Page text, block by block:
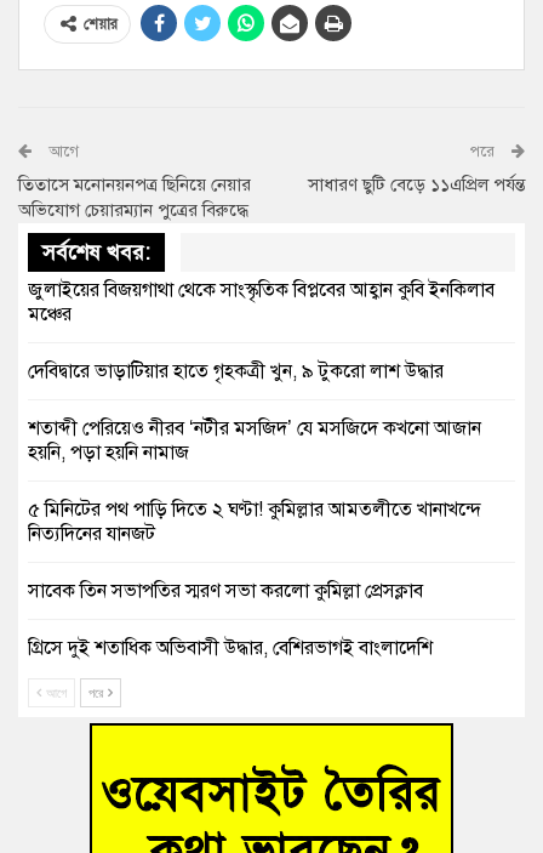
শেয়ার
আগে
তিতাসে মনোনয়নপত্র ছিনিয়ে নেয়ার
অভিযোগ চেয়ারম্যান পুত্রের বিরুদ্ধে
পরে
সাধারণ ছুটি বেড়ে ১১এপ্রিল পর্যন্ত
সর্বশেষ খবর:
জুলাইয়ের বিজয়গাথা থেকে সাংস্কৃতিক বিপ্লবের আহ্বান কুবি ইনকিলাব
মঞ্চের
দেবিদ্বারে ভাড়াটিয়ার হাতে গৃহকত্রী খুন, ৯ টুকরো লাশ উদ্ধার
শতাব্দী পেরিয়েও নীরব ‘নটীর মসজিদ’ যে মসজিদে কখনো আজান
হয়নি, পড়া হয়নি নামাজ
৫ মিনিটের পথ পাড়ি দিতে ২ ঘণ্টা! কুমিল্লার আমতলীতে খানাখন্দে
নিত্যদিনের যানজট
সাবেক তিন সভাপতির স্মরণ সভা করলো কুমিল্লা প্রেসক্লাব
গ্রিসে দুই শতাধিক অভিবাসী উদ্ধার, বেশিরভাগই বাংলাদেশি
বুড়িচংয়ে নিখোঁজের ৩ দিন পর ফিশারির পুকুরে রিকশাচালকের মরদেহ
“স্পেশাল ট্রাইব্যুনালে জুলাই গণহত্যার বিচার করেন, জনগণ আপনাদের
ছাড়বে না-সাক্কু
আগে পরে